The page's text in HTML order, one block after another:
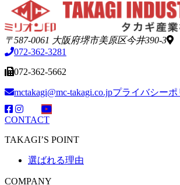
〒587-0061 大阪府堺市美原区今井390-3
072-362-3281
072-362-5662
mctakagi@mc-takagi.co.jpプライバシーポ
CONTACT
TAKAGI’S POINT
選ばれる理由
COMPANY